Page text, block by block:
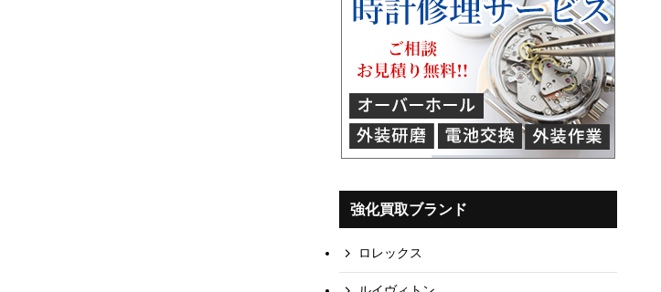
強化買取ブランド
ロレックス